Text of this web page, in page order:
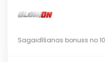
Sagaidīšanas bonuss no